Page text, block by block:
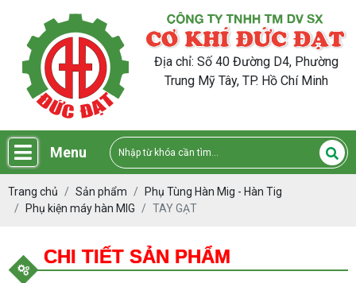
Địa chỉ: Số 40 Đường D4, Phường
Trung Mỹ Tây, TP. Hồ Chí Minh
Menu
Trang chủ Sản phẩm
Phụ Tùng Hàn Mig - Hàn Tig
Phụ kiện máy hàn MIG
TAY GẠT
CHI TIẾT SẢN PHẨM